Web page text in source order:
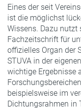
Eines der seit
ist die möglichst
Wissens. Dazu
Fachzeitschrift für
offizielles Organ der
STUVA in der
wichtige Ergebnisse
beispielsweise im
Dichtungsrahmen in